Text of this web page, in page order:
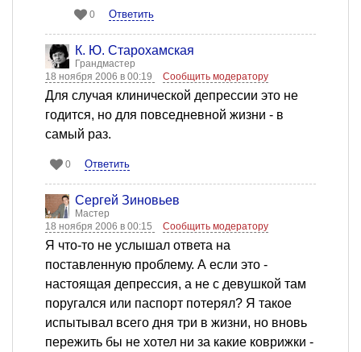
0 Ответить
К. Ю. Старохамская
Грандмастер
18 ноября 2006 в 00:19
Сообщить модератору
Для случая клинической депрессии это не
годится, но для повседневной жизни - в
самый раз.
0 Ответить
Сергей Зиновьев
Мастер
18 ноября 2006 в 00:15
Сообщить модератору
Я что-то не услышал ответа на
поставленную проблему. А если это -
настоящая депрессия, а не с девушкой там
поругался или паспорт потерял? Я такое
испытывал всего дня три в жизни, но вновь
пережить бы не хотел ни за какие коврижки -